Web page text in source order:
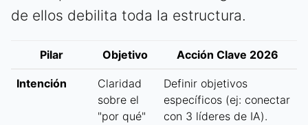
de ellos debilita toda la estructura.
Pilar Objetivo Acción Clave 2026
Intención
Claridad
sobre el
"por qué"
Definir objetivos
específicos (ej: conectar
con 3 líderes de IA).